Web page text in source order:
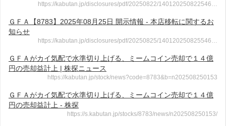
https://kabutan.jp/disclosures/pdf/20250822/140120250822546…
ＧＦＡ【8783】2025年08月25日 開示情報 - 本店移転に関するお
知らせ
https://kabutan.jp/disclosures/pdf/20250825/140120250825546…
ＧＦＡがカイ気配で水準切り上げる、ミームコイン売却で１４億
円の売却益計上 | 株探ニュース
https://kabutan.jp/stock/news?code=8783&b=n202508250153
ＧＦＡがカイ気配で水準切り上げる、ミームコイン売却で１４億
円の売却益計上 - 株探
https://s.kabutan.jp/stocks/8783/news/n202508250153/